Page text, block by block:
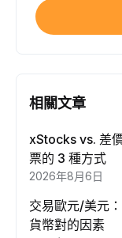
相關文章
xStocks vs. 差
票的 3 種方式
2026年8月6日
交易歐元/美元
貨幣對的因素